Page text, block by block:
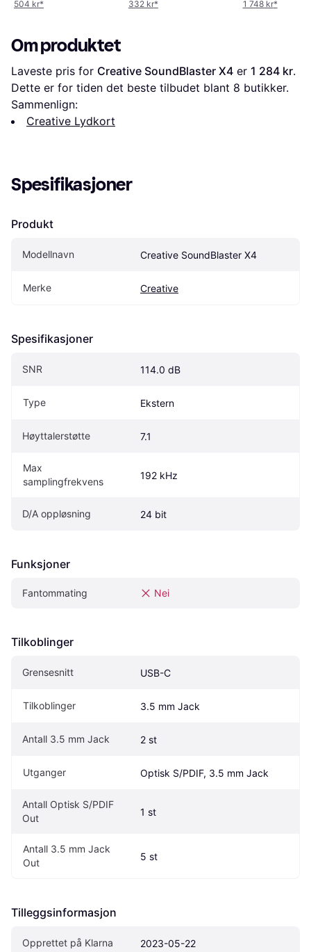
504 kr* 332 kr* 1 748 kr*
Om produktet
Laveste pris for Creative SoundBlaster X4 er 1 284 kr.
Dette er for tiden det beste tilbudet blant 8 butikker.
Sammenlign:
Creative Lydkort
Spesifikasjoner
Produkt
Modellnavn Creative SoundBlaster X4
Merke Creative
Spesifikasjoner
SNR 114.0 dB
Type Ekstern
Høyttalerstøtte 7.1
Max
samplingfrekvens
192 kHz
D/A oppløsning 24 bit
Funksjoner
Fantommating Nei
Tilkoblinger
Grensesnitt USB-C
Tilkoblinger 3.5 mm Jack
Antall 3.5 mm Jack 2 st
Utganger Optisk S/PDIF, 3.5 mm Jack
Antall Optisk S/PDIF
Out
1 st
Antall 3.5 mm Jack
Out
5 st
Tilleggsinformasjon
Opprettet på Klarna 2023-05-22